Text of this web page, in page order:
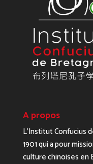
A propos
L’Institut Confucius
1901 qui a pour
culture chinoises en